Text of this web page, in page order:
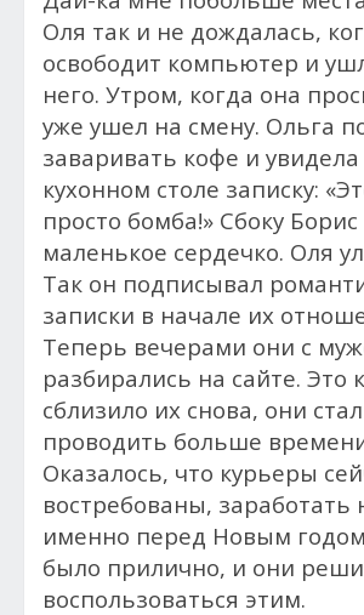
Оля так и не дождалась,
освободит компьютер и
него. Утром, когда она
уже ушел на смену. Ольга
заваривать кофе и увидела
кухонном столе записку:
просто бомба!» Сбоку
маленькое сердечко. Оля
Так он подписывал
записки в начале их
Теперь вечерами они с
разбирались на сайте. Это
сблизило их снова, они
проводить больше
Оказалось, что курьеры
востребованы, заработать
именно перед Новым
было прилично, и они
воспользоваться этим.